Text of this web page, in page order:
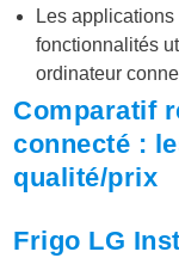
Les
fonctionnalités
ordinateur
Comparatif
connecté :
qualité/prix
Frigo LG